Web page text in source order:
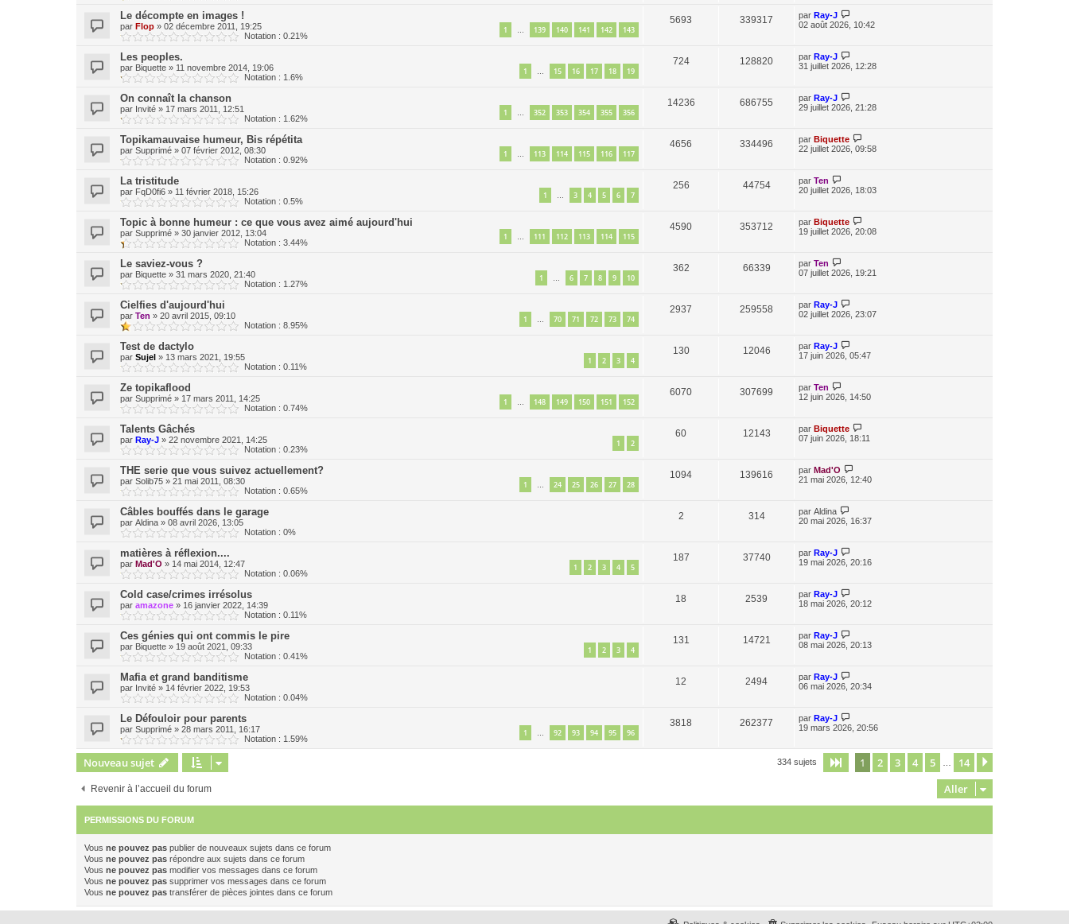
Le décompte en images !
par Flop » 02 décembre 2011, 19:25 1 … 139 140 141 142 143
Notation : 0.21%
5693 339317 par Ray-J
02 août 2026, 10:42
Les peoples.
par Biquette » 11 novembre 2014, 19:06 1 … 15 16 17 18 19
Notation : 1.6%
724 128820 par Ray-J
31 juillet 2026, 12:28
On connaît la chanson
par Invité » 17 mars 2011, 12:51 1 … 352 353 354 355 356
Notation : 1.62%
14236 686755 par Ray-J
29 juillet 2026, 21:28
Topikamauvaise humeur, Bis répétita
par Supprimé » 07 février 2012, 08:30 1 … 113 114 115 116 117
Notation : 0.92%
4656 334496 par Biquette
22 juillet 2026, 09:58
La tristitude
par FqD0fi6 » 11 février 2018, 15:26 1 … 3 4 5 6 7
Notation : 0.5%
256 44754 par Ten
20 juillet 2026, 18:03
Topic à bonne humeur : ce que vous avez aimé aujourd'hui
par Supprimé » 30 janvier 2012, 13:04 1 … 111 112 113 114 115
Notation : 3.44%
4590 353712 par Biquette
19 juillet 2026, 20:08
Le saviez-vous ?
par Biquette » 31 mars 2020, 21:40 1 … 6 7 8 9 10
Notation : 1.27%
362 66339 par Ten
07 juillet 2026, 19:21
Cielfies d'aujourd'hui
par Ten » 20 avril 2015, 09:10 1 … 70 71 72 73 74
Notation : 8.95%
2937 259558 par Ray-J
02 juillet 2026, 23:07
Test de dactylo
par Sujel » 13 mars 2021, 19:55 1 2 3 4
Notation : 0.11%
130 12046 par Ray-J
17 juin 2026, 05:47
Ze topikaflood
par Supprimé » 17 mars 2011, 14:25 1 … 148 149 150 151 152
Notation : 0.74%
6070 307699 par Ten
12 juin 2026, 14:50
Talents Gâchés
par Ray-J » 22 novembre 2021, 14:25 1 2
Notation : 0.23%
60 12143 par Biquette
07 juin 2026, 18:11
THE serie que vous suivez actuellement?
par Solib75 » 21 mai 2011, 08:30 1 … 24 25 26 27 28
Notation : 0.65%
1094 139616 par Mad'O
21 mai 2026, 12:40
Câbles bouffés dans le garage
par Aldina » 08 avril 2026, 13:05
Notation : 0%
2 314 par Aldina
20 mai 2026, 16:37
matières à réflexion....
par Mad'O » 14 mai 2014, 12:47 1 2 3 4 5
Notation : 0.06%
187 37740 par Ray-J
19 mai 2026, 20:16
Cold case/crimes irrésolus
par amazone » 16 janvier 2022, 14:39
Notation : 0.11%
18 2539 par Ray-J
18 mai 2026, 20:12
Ces génies qui ont commis le pire
par Biquette » 19 août 2021, 09:33 1 2 3 4
Notation : 0.41%
131 14721 par Ray-J
08 mai 2026, 20:13
Mafia et grand banditisme
par Invité » 14 février 2022, 19:53
Notation : 0.04%
12 2494 par Ray-J
06 mai 2026, 20:34
Le Défouloir pour parents
par Supprimé » 28 mars 2011, 16:17 1 … 92 93 94 95 96
Notation : 1.59%
3818 262377 par Ray-J
19 mars 2026, 20:56
Nouveau sujet 334 sujets Page sur14
1 2 3 4 5 14
Revenir à l’accueil du forum Aller
PERMISSIONS DU FORUM
Vous ne pouvez pas publier de nouveaux sujets dans ce forum
Vous ne pouvez pas répondre aux sujets dans ce forum
Vous ne pouvez pas modifier vos messages dans ce forum
Vous ne pouvez pas supprimer vos messages dans ce forum
Vous ne pouvez pas transférer de pièces jointes dans ce forum